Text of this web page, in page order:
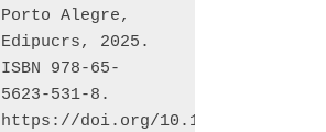
Porto Alegre,
Edipucrs, 2025.
ISBN 978-65-
5623-531-8.
https://doi.org/10.15448/1877.3